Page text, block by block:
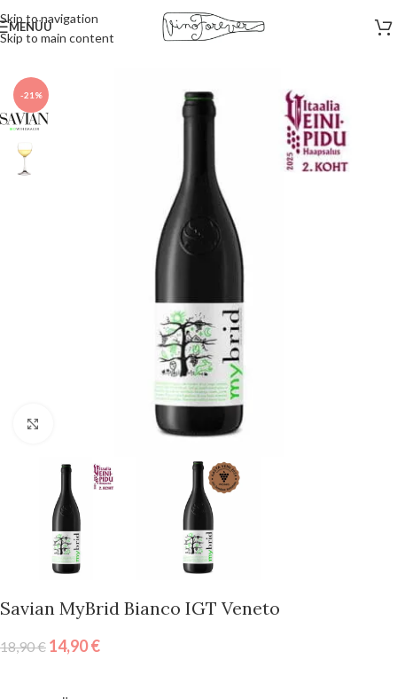
Skip to navigation
Skip to main content
MENÜÜ
Esileht /Valged veinid
-21%
Vajuta suurendamiseks
Savian MyBrid Bianco IGT Veneto
18,90€ 14,90€